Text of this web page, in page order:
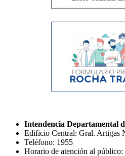
Intendencia Departamental
Edificio Central: Gral. Artigas
Teléfono: 1955
Horario de atención al